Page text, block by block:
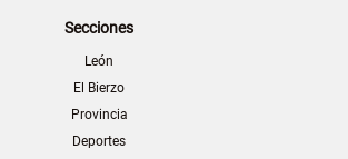
Secciones
León
El Bierzo
Provincia
Deportes